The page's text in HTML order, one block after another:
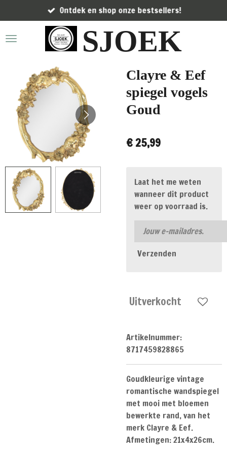
direct
naar
SJOEK
Ontdek en shop onze bestsellers!
Clayre & Eef
spiegel vogels
Goud
€ 25,99
Laat het me weten
wanneer dit product
weer op voorraad is.
Verzenden
Uitverkocht
Artikelnummer:
8717459828865
Goudkleurige vintage
romantische wandspiegel
met mooi met bloemen
bewerkte rand, van het
merk Clayre & Eef.
Afmetingen: 21x4x26cm.